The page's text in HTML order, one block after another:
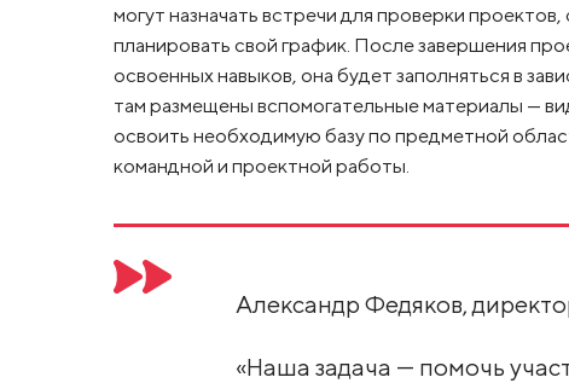
могут назначать встречи для проверки
планировать свой график. После завершения
освоенных навыков, она будет заполняться в
там размещены вспомогательные материалы —
освоить необходимую базу по предметной
командной и проектной работы.
Александр Федяков,
«Наша задача — помочь